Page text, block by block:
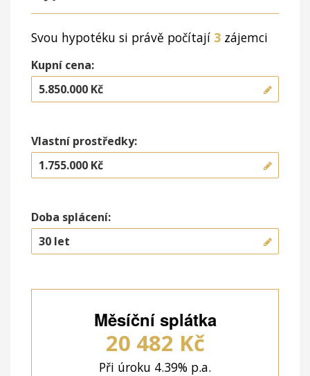
Svou hypotéku si právě počítají 3 zájemci
Kupní cena:
Vlastní prostředky:
Doba splácení:
Měsíční splátka
20 482 Kč
Při úroku 4.39% p.a.